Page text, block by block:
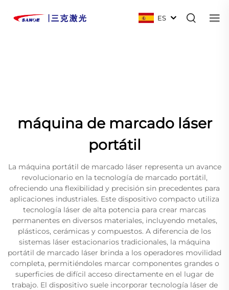
ES
máquina de marcado láser
portátil
La máquina portátil de marcado láser representa un avance
revolucionario en la tecnología de marcado portátil,
ofreciendo una flexibilidad y precisión sin precedentes para
aplicaciones industriales. Este dispositivo compacto utiliza
tecnología láser de alta potencia para crear marcas
permanentes en diversos materiales, incluyendo metales,
plásticos, cerámicas y compuestos. A diferencia de los
sistemas láser estacionarios tradicionales, la máquina
portátil de marcado láser brinda a los operadores movilidad
completa, permitiéndoles marcar componentes grandes o
superficies de difícil acceso directamente en el lugar de
trabajo. El dispositivo suele incorporar tecnología láser de